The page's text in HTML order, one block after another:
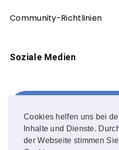
Cookies helfen uns bei
Inhalte und Dienste.
der Webseite stimmen
Community-Richtlinien
Soziale Medien
FOLLOW ME!
Instagram